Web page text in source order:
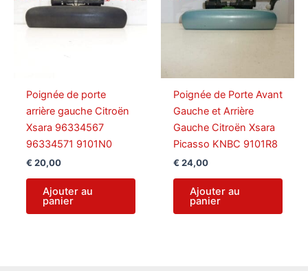
Poignée de porte
arrière gauche Citroën
Xsara 96334567
96334571 9101N0
€ 20,00
Ajouter au
panier
Poignée de Porte Avant
Gauche et Arrière
Gauche Citroën Xsara
Picasso KNBC 9101R8
€ 24,00
Ajouter au
panier